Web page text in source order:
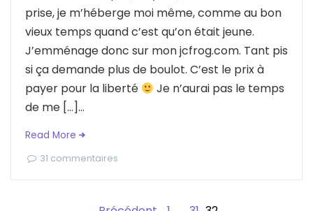
prise, je m’héberge moi même, comme au bon
vieux temps quand c’est qu’on était jeune.
J’emménage donc sur mon jcfrog.com. Tant pis
si ça demande plus de boulot. C’est le prix à
payer pour la liberté
Je n’aurai pas le temps
de me […]...
Read More
31 commentaires